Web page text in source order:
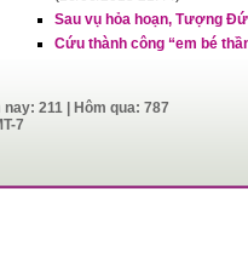
Sau vụ hỏa hoạn, Tượng
Cứu thành công “em bé
211 | Hôm qua: 787
7